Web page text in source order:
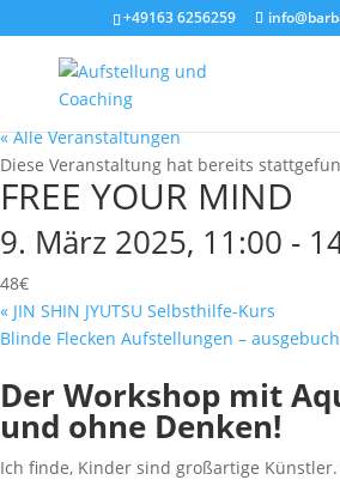
+49163 6256259
« Alle Veranstaltungen
Diese Veranstaltung hat bereits
FREE YOUR MIND
9. März 2025, 11:00 -
48€
« JIN SHIN JYUTSU Selbsthilfe-Kurs
Blinde Flecken Aufstellungen –
Der Workshop mit
und ohne Denken!
Ich finde, Kinder sind großartige